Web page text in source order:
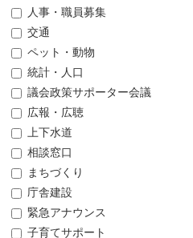
人事・職員募集
交通
ペット・動物
統計・人口
議会政策サポーター会議
広報・広聴
上下水道
相談窓口
まちづくり
庁舎建設
緊急アナウンス
子育てサポート